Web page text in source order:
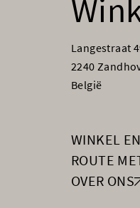
Langestraat
2240
België
WINKEL
ROUTE
OVER ONS